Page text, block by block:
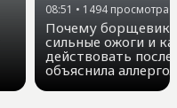
08:51 • 1494 просмотра
Почему борщевик
сильные ожоги и
действовать
объяснила